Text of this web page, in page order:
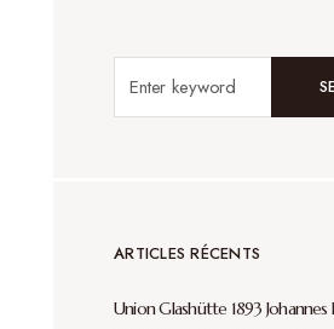
ARTICLES RÉCENTS
Union Glashütte 1893 Johannes